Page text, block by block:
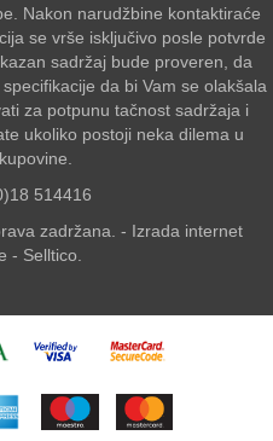
Nakon narudžbine kontaktiraće
se vrše isključivo posle potvrde
sadržaj bude proveren, da
da bi Vam se olakšala
za potpunu tačnost sadržaja i
ukoliko postoji neka dilema u
514416
zadržana. - Izrada internet
- Selltico.